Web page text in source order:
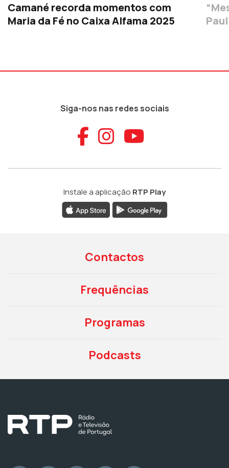
Camané recorda momentos com
Maria da Fé no Caixa Alfama 2025
Siga-nos nas redes sociais
Aceder ao
Aceder ao
Aceder
Instale a aplicação RTP Play
Contactos
Frequências
Programas
Podcasts